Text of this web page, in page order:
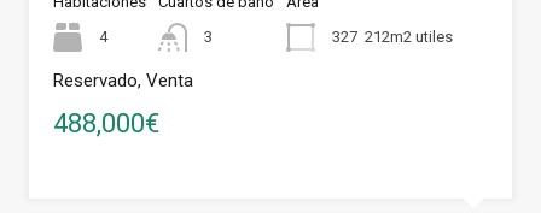
4
3
327 212m2 utiles
Reservado, Venta
488,000€